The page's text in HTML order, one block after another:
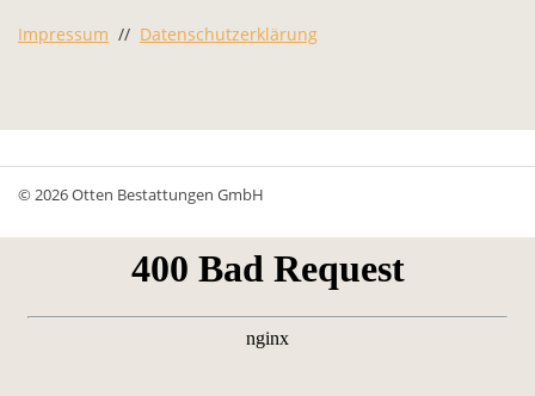
Impressum // Datenschutzerklärung
© 2026 Otten Bestattungen GmbH